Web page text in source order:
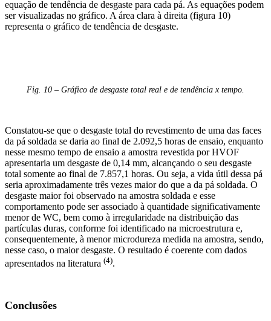
equação de tendência de desgaste para cada pá. As equações podem
ser visualizadas no gráfico. A área clara à direita (figura 10)
representa o gráfico de tendência de desgaste.
Fig. 10 – Gráfico de desgaste total real e de tendência x tempo.
Constatou-se que o desgaste total do revestimento de uma das faces
da pá soldada se daria ao final de 2.092,5 horas de ensaio, enquanto
nesse mesmo tempo de ensaio a amostra revestida por HVOF
apresentaria um desgaste de 0,14 mm, alcançando o seu desgaste
total somente ao final de 7.857,1 horas. Ou seja, a vida útil dessa pá
seria aproximadamente três vezes maior do que a da pá soldada. O
desgaste maior foi observado na amostra soldada e esse
comportamento pode ser associado à quantidade significativamente
menor de WC, bem como à irregularidade na distribuição das
partículas duras, conforme foi identificado na microestrutura e,
consequentemente, à menor microdureza medida na amostra, sendo,
nesse caso, o maior desgaste. O resultado é coerente com dados
apresentados na literatura (4).
Conclusões